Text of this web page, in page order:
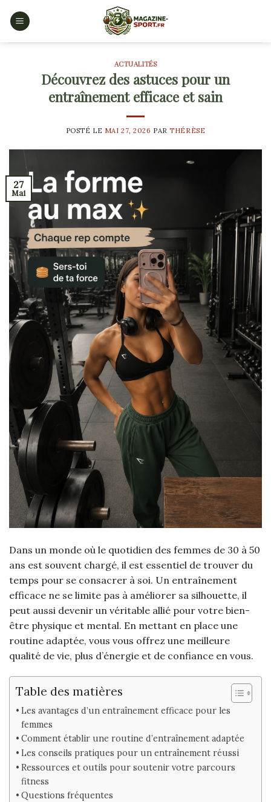
ACTUALITÉS
Découvrez des astuces pour un
entraînement efficace et sain
POSTÉ LE MAI 27, 2026 PARTHÉRÈSE
27
Mai
Dans un monde où le quotidien des femmes de 30 à 50
ans est souvent chargé, il est essentiel de trouver du
temps pour se consacrer à soi. Un entraînement
efficace ne se limite pas à améliorer sa silhouette, il
peut aussi devenir un véritable allié pour votre bien-
être physique et mental. En mettant en place une
routine adaptée, vous vous offrez une meilleure
qualité de vie, plus d’énergie et de confiance en vous.
Table des matières
Les avantages d’un entraînement efficace pour les
femmes
Comment établir une routine d’entraînement adaptée
Les conseils pratiques pour un entraînement réussi
Ressources et outils pour soutenir votre parcours
fitness
Questions fréquentes